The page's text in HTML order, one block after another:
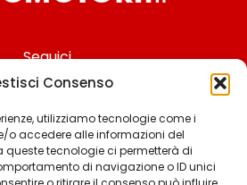
Consenso
utilizziamo tecnologie come i
o accedere alle informazioni del
queste tecnologie ci permetterà di
di navigazione o ID unici
Seguici
Chi siamo
Contattaci